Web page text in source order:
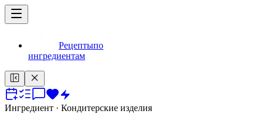
Рецептыпо
ингредиентам
Ингредиент · Кондитерские изделия